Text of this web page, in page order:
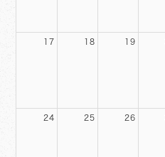
17 18 19
24 25 26